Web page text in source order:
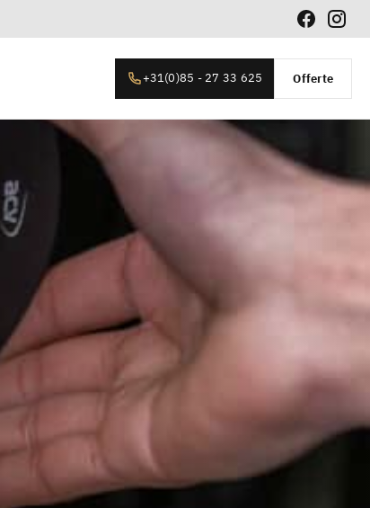
+31(0)85 - 27 33 625 Offerte